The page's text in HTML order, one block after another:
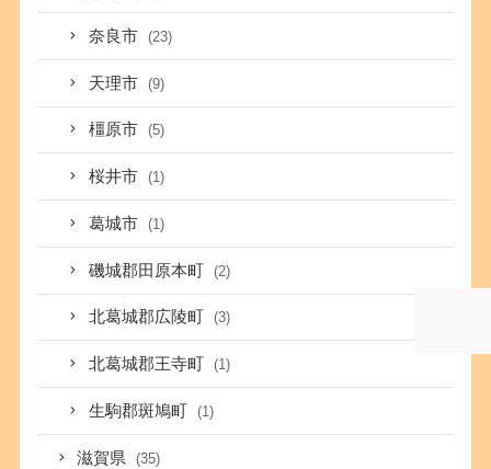
奈良市 (23)
天理市 (9)
橿原市 (5)
桜井市 (1)
葛城市 (1)
磯城郡田原本町 (2)
北葛城郡広陵町 (3)
北葛城郡王寺町 (1)
生駒郡斑鳩町 (1)
滋賀県 (35)